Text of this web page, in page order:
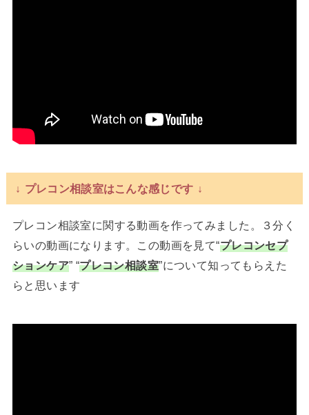
↓ プレコン相談室はこんな感じです ↓
プレコン相談室に関する動画を作ってみました。３分く
らいの動画になります。この動画を見て“プレコンセプ
ションケア” “プレコン相談室”について知ってもらえた
らと思います